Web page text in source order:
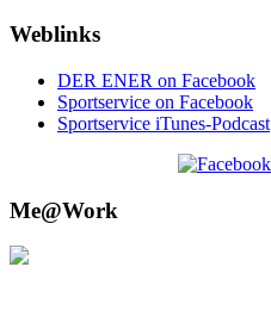
Weblinks
DER ENER on Facebook
Sportservice on Facebook
Sportservice iTunes-Podcast
Me@Work